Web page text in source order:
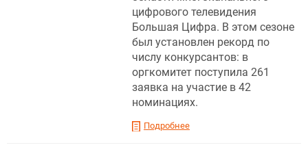
цифрового телевидения
Большая Цифра. В этом сезоне
был установлен рекорд по
числу конкурсантов: в
оргкомитет поступила 261
заявка на участие в 42
номинациях.
Подробнее